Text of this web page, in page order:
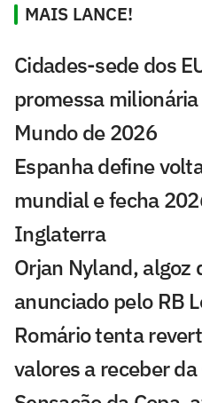
MAIS LANCE!
Cidades-sede dos
promessa
Mundo de 2026
Espanha define
mundial e fecha
Inglaterra
Orjan Nyland, algoz
anunciado pelo RB
Romário tenta
valores a receber da